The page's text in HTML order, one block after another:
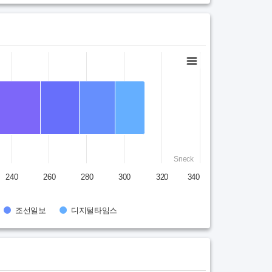
조선일보 디지털타임스
240 260 280 300 320 340
Sneck